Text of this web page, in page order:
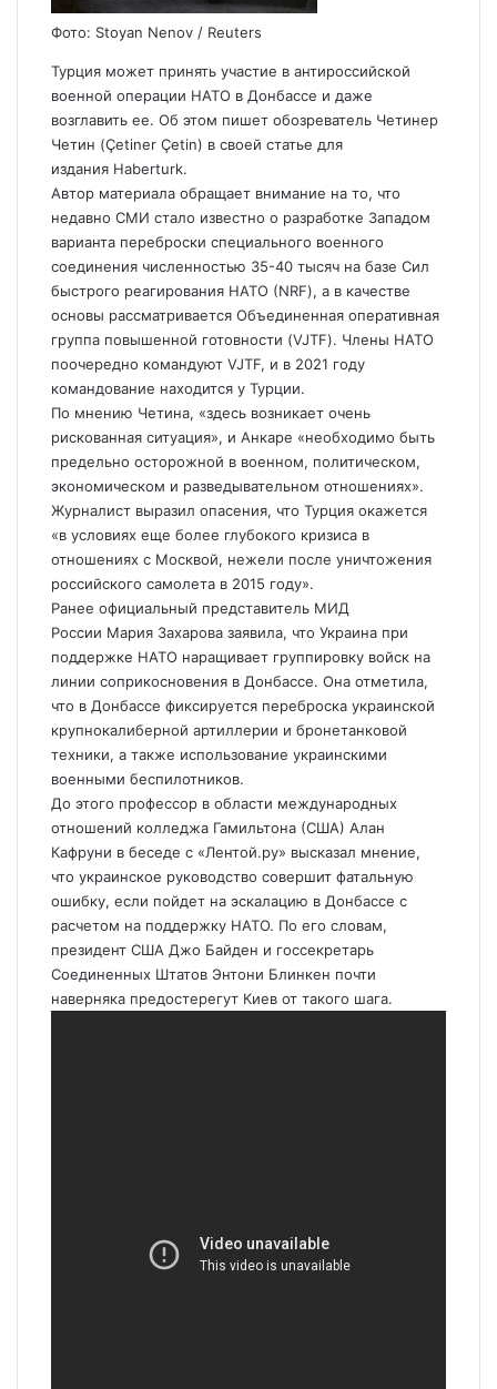
Фото: Stoyan Nenov / Reuters
Турция может принять участие в антироссийской
военной операции НАТО в Донбассе и даже
возглавить ее. Об этом пишет обозреватель Четинер
Четин (Çetiner Çetin) в своей статье для
издания Haberturk.
Автор материала обращает внимание на то, что
недавно СМИ стало известно о разработке Западом
варианта переброски специального военного
соединения численностью 35-40 тысяч на базе Сил
быстрого реагирования НАТО (NRF), а в качестве
основы рассматривается Объединенная оперативная
группа повышенной готовности (VJTF). Члены НАТО
поочередно командуют VJTF, и в 2021 году
командование находится у Турции.
По мнению Четина, «здесь возникает очень
рискованная ситуация», и Анкаре «необходимо быть
предельно осторожной в военном, политическом,
экономическом и разведывательном отношениях».
Журналист выразил опасения, что Турция окажется
«в условиях еще более глубокого кризиса в
отношениях с Москвой, нежели после уничтожения
российского самолета в 2015 году».
Ранее официальный представитель МИД
России Мария Захарова заявила, что Украина при
поддержке НАТО наращивает группировку войск на
линии соприкосновения в Донбассе. Она отметила,
что в Донбассе фиксируется переброска украинской
крупнокалиберной артиллерии и бронетанковой
техники, а также использование украинскими
военными беспилотников.
До этого профессор в области международных
отношений колледжа Гамильтона (США) Алан
Кафруни в беседе с «Лентой.ру» высказал мнение,
что украинское руководство совершит фатальную
ошибку, если пойдет на эскалацию в Донбассе с
расчетом на поддержку НАТО. По его словам,
президент США Джо Байден и госсекретарь
Соединенных Штатов Энтони Блинкен почти
наверняка предостерегут Киев от такого шага.